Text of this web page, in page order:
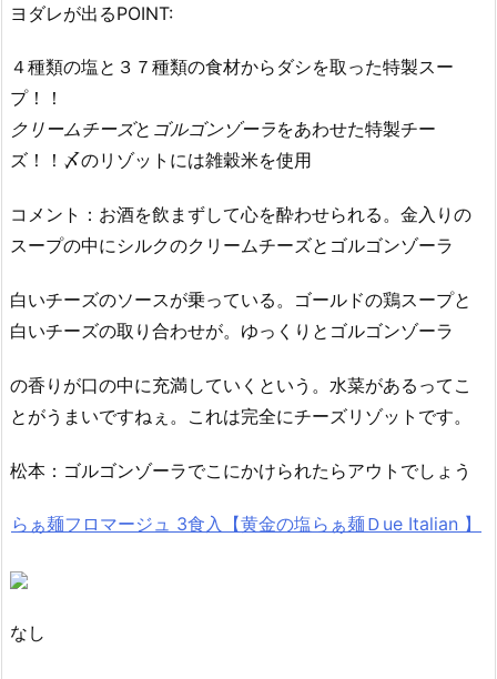
ヨダレが出るPOINT:
４種類の塩と３７種類の食材からダシを取った特製スー
プ！！
クリームチーズと ゴルゴンゾーラをあわせた特製チー
ズ！！〆のリゾットには雑穀米を使用
コメント：お酒を飲まずして心を酔わせられる。金入りの
スープの中にシルクのクリームチーズとゴルゴンゾーラ
白いチーズのソースが乗っている。ゴールドの鶏スープと
白いチーズの取り合わせが。ゆっくりとゴルゴンゾーラ
の香りが口の中に充満していくという。水菜があるってこ
とがうまいですねぇ。これは完全にチーズリゾットです。
松本：ゴルゴンゾーラでこにかけられたらアウトでしょう
らぁ麺フロマージュ 3食入【黄金の塩らぁ麺Ｄue Italian 】
なし